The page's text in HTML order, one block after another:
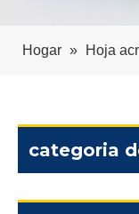
Hogar » Hoja
categoria